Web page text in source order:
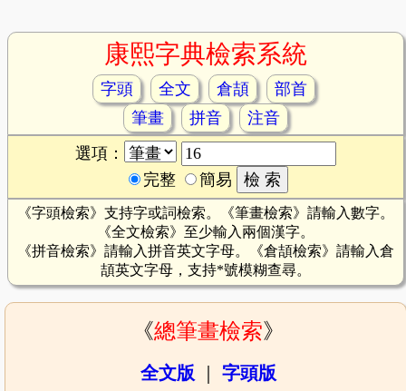
康熙字典檢索系統
字頭 全文 倉頡
部首
筆畫
拼音
注音
選項：
完整
簡易
《字頭檢索》支持字或詞檢索。《筆畫檢索》請輸入數字。
《全文檢索》至少輸入兩個漢字。
《拼音檢索》請輸入拼音英文字母。《倉頡檢索》請輸入倉
頡英文字母，支持*號模糊查尋。
《總筆畫檢索》
全文版 字頭版